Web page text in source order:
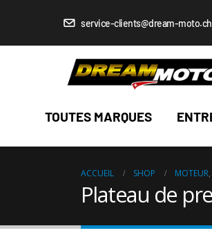
service-clients@dream-moto.ch
TOUTES MARQUES
ACCUEIL SHOP MOTEUR,
Plateau de